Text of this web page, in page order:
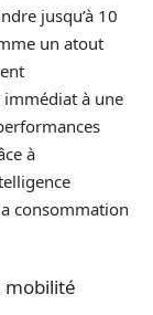
jusqu’à 10
un atout
immédiat à une
à
consommation
mobilité